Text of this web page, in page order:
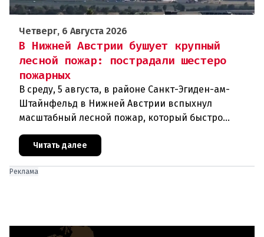
Четверг, 6 Августа 2026
В Нижней Австрии бушует крупный
лесной пожар: пострадали шестеро
пожарных
В среду, 5 августа, в районе Санкт-Эгиден-ам-
Штайнфельд в Нижней Австрии вспыхнул
масштабный лесной пожар, который быстро
В ходе тушения пострадали шесте
Читать далее
Реклама